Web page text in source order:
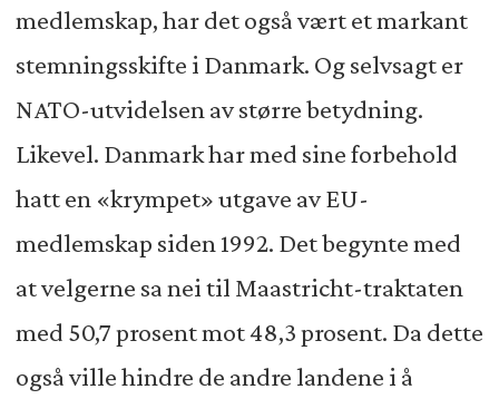
medlemskap, har det også vært et markant
stemningsskifte i Danmark. Og selvsagt er
NATO-utvidelsen av større betydning.
Likevel. Danmark har med sine forbehold
hatt en «krympet» utgave av EU-
medlemskap siden 1992. Det begynte med
at velgerne sa nei til Maastricht-traktaten
med 50,7 prosent mot 48,3 prosent. Da dette
også ville hindre de andre landene i å